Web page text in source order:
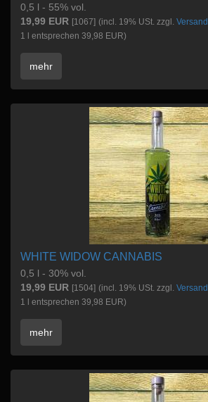
0,5 l - 55% vol.
19,99 EUR [1067] (incl. 19% USt. zzgl. Versand
1 l entsprechen 39,98 EUR)
mehr
WHITE WIDOW CANNABIS
0,5 l - 30% vol.
19,99 EUR [1504] (incl. 19% USt. zzgl. Versand
1 l entsprechen 39,98 EUR)
mehr